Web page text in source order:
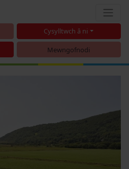
Cysylltwch â ni
Mewngofnodi